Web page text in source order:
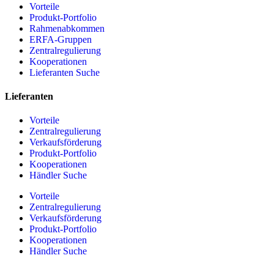
Vorteile
Produkt-Portfolio
Rahmenabkommen
ERFA-Gruppen
Zentralregulierung
Kooperationen
Lieferanten Suche
Lieferanten
Vorteile
Zentralregulierung
Verkaufsförderung
Produkt-Portfolio
Kooperationen
Händler Suche
Vorteile
Zentralregulierung
Verkaufsförderung
Produkt-Portfolio
Kooperationen
Händler Suche